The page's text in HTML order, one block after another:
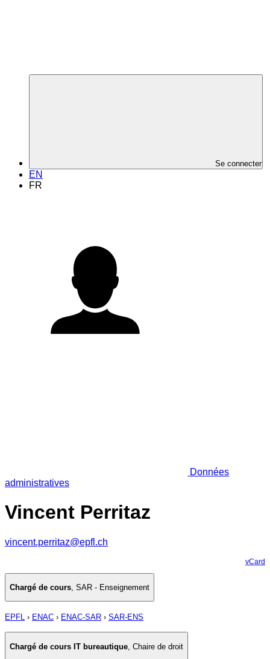
Se connecter
EN
FR
Données
administratives
Vincent Perritaz
vincent.perritaz@epfl.ch
vCard
Chargé de cours, SAR - Enseignement
EPFL › ENAC › ENAC-SAR › SAR-ENS
Chargé de cours IT bureautique Chaire de droit